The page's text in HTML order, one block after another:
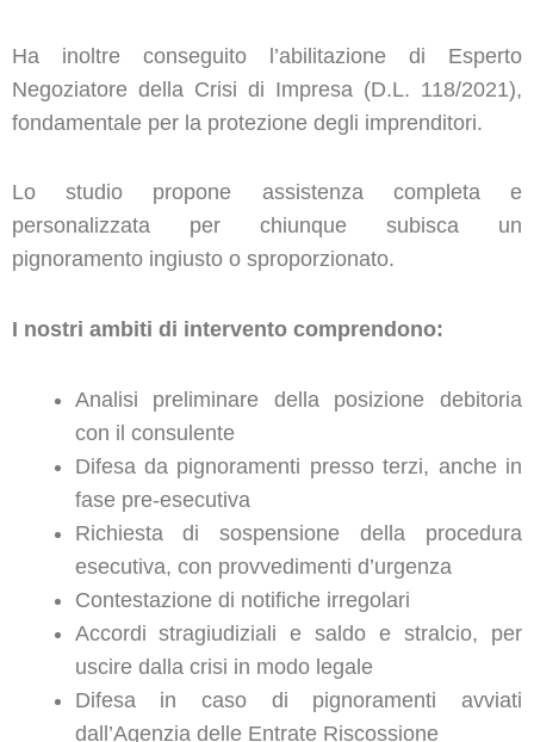
Ha inoltre conseguito l’abilitazione di Esperto
Negoziatore della Crisi di Impresa (D.L. 118/2021),
fondamentale per la protezione degli imprenditori.
Lo studio propone assistenza completa e
personalizzata per chiunque subisca un
pignoramento ingiusto o sproporzionato.
I nostri ambiti di intervento comprendono:
Analisi preliminare della posizione debitoria
con il consulente
Difesa da pignoramenti presso terzi, anche in
fase pre-esecutiva
Richiesta di sospensione della procedura
esecutiva, con provvedimenti d’urgenza
Contestazione di notifiche irregolari
Accordi stragiudiziali e saldo e stralcio, per
uscire dalla crisi in modo legale
Difesa in caso di pignoramenti avviati
dall’Agenzia delle Entrate Riscossione